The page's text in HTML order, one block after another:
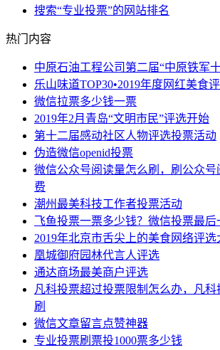
搜索“专业投票”的网站排名
热门内容
中原石油工程公司第二届“中原铁军
乐山味道TOP30•2019年度网红美食
微信拉票多少钱一票
2019年2月青岛“文明市民”评选开始
第十二届感动社区人物评选投票活动
伪造微信openid投票
微信公众号阅读量怎么刷，刷公众
费
潮州最美科技工作者投票活动
飞鱼投票一票多少钱？微信投票最后
2019年北京市舌尖上的美食网络评选
凰城御府园林代言人评选
通达商场最美商户评选
凡科投票超过投票限制怎么办，凡
刷
微信文章留言点赞神器
专业投票刷票投1000票多少钱